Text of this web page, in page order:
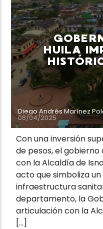
HUILA
Diego Andrés Marínez
08/04/2025
Con una inversión
de pesos, el
con la Alcaldía de
acto que simboliza
infraestructura
departamento, la
articulación con la
[…]